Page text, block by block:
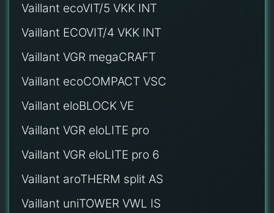
Vaillant ecoVIT/5 VKK INT
Vaillant ECOVIT/4 VKK INT
Vaillant VGR megaCRAFT
Vaillant ecoCOMPACT VSC
Vaillant eloBLOCK VE
Vaillant VGR eloLITE pro
Vaillant VGR eloLITE pro 6
Vaillant aroTHERM split AS
Vaillant uniTOWER VWL IS